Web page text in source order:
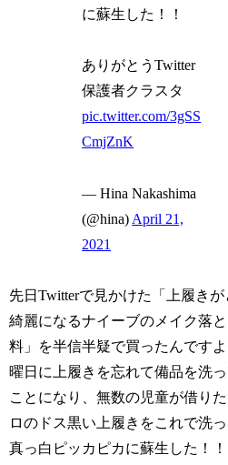
に蘇生した！！
ありがとうTwitter
保護者クラスタ
pic.twitter.com/3gSS
CmjZnK
— Hina Nakashima
(@hina) April 21,
2021
先日Twitterで見かけた「上履きが
綺麗になるナイーブのメイク落
料」を半信半疑で買ったんです
曜日に上履きを忘れて備品を洗
ことになり、無数の児童が借り
ロのドス黒い上履きをこれで洗
真っ白ピッカピカに蘇生した！！